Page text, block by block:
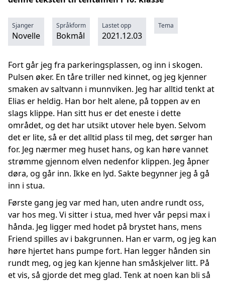
Sjanger
Novelle
Språkform
Bokmål
Lastet opp
2021.12.03
Tema
Fort går jeg fra parkeringsplassen, og inn i skogen.
Pulsen øker. En tåre triller ned kinnet, og jeg kjenner
smaken av saltvann i munnviken. Jeg har alltid tenkt at
Elias er heldig. Han bor helt alene, på toppen av en
slags klippe. Han sitt hus er det eneste i dette
området, og det har utsikt utover hele byen. Selvom
det er lite, så er det alltid plass til meg, det sørger han
for. Jeg nærmer meg huset hans, og kan høre vannet
strømme gjennom elven nedenfor klippen. Jeg åpner
døra, og går inn. Ikke en lyd. Sakte begynner jeg å gå
inn i stua.
Første gang jeg var med han, uten andre rundt oss,
var hos meg. Vi sitter i stua, med hver vår pepsi max i
hånda. Jeg ligger med hodet på brystet hans, mens
Friend spilles av i bakgrunnen. Han er varm, og jeg kan
høre hjertet hans pumpe fort. Han legger hånden sin
rundt meg, og jeg kan kjenne han småskjelver litt. På
et vis, så gjorde det meg glad. Tenk at noen kan bli så